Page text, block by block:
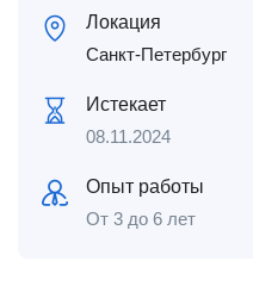
Локация
Санкт-Петербург
Истекает
08.11.2024
Опыт работы
От 3 до 6 лет